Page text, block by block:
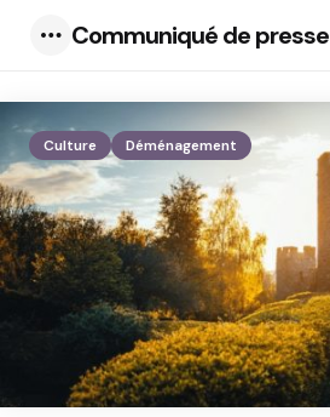
Communiqué de presse
Culture Déménagement